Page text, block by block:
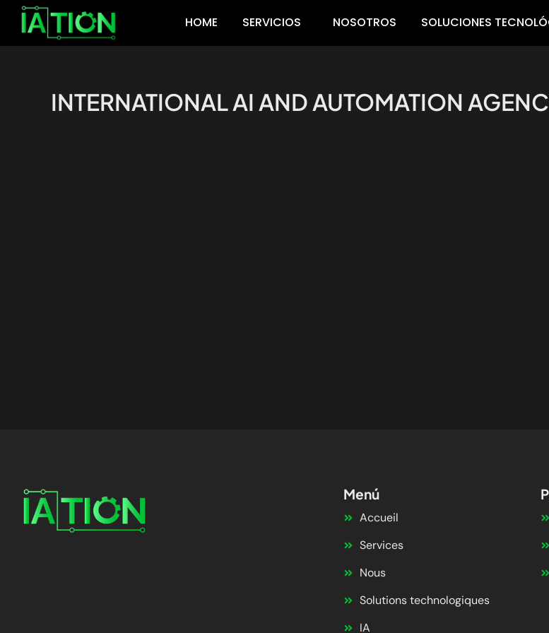
contenido
HOME SERVICIOS NOSOTROS SOLUCIONES
INTERNATIONAL AI AND AUTOMATION
Menú
Accueil
Services
Nous
Solutions technologiques
IA